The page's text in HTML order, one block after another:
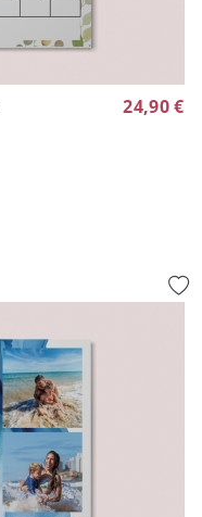
24,90 €